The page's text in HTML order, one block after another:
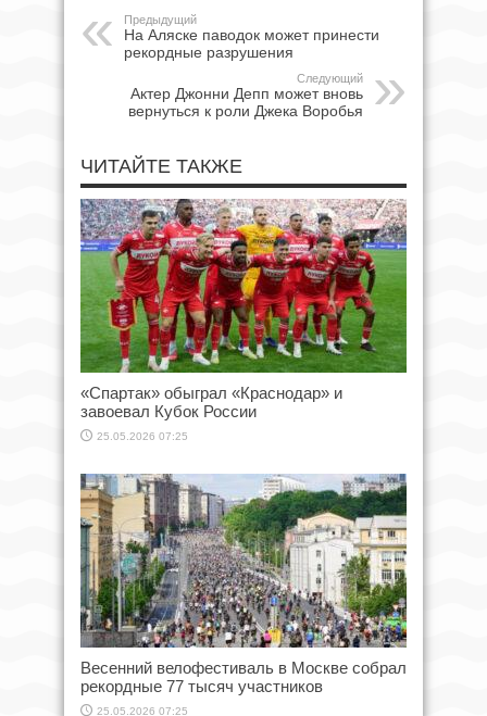
Предыдущий
На Аляске паводок может принести
рекордные разрушения
Следующий
Актер Джонни Депп может вновь
вернуться к роли Джека Воробья
ЧИТАЙТЕ ТАКЖЕ
«Спартак» обыграл «Краснодар» и
завоевал Кубок России
25.05.2026 07:25
Весенний велофестиваль в Москве собрал
рекордные 77 тысяч участников
25.05.2026 07:25